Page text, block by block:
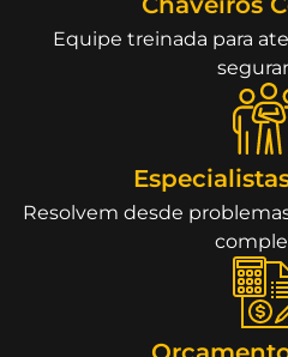
Equipe treinada para
Resolvem desde